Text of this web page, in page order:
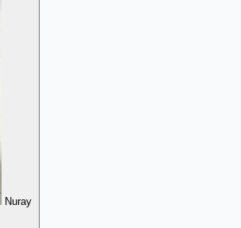
Nuray